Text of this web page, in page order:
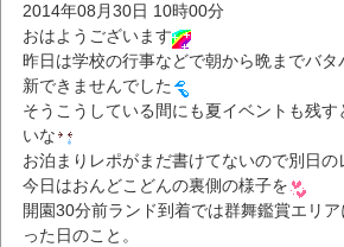
2014年08月30日 10時00分
おはようございます
昨日は学校の行事などで朝から晩までバ
新できませんでした
そうこうしている間にも夏イベントも残す
いな
お泊まりレポがまだ書けてないので別日の
今日はおんどこどんの裏側の様子を
開園30分前ランド到着では群舞鑑賞エリ
った日のこと。